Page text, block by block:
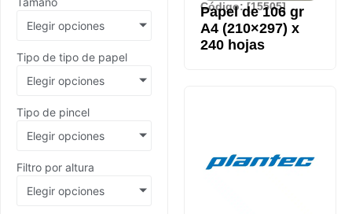
Elegir opciones
Tipo de tipo de papel
Elegir opciones
Tipo de pincel
Elegir opciones
Filtro por altura
Elegir opciones
Código: [15505]
Papel de 106 gr
A4 (210×297) x
240 hojas